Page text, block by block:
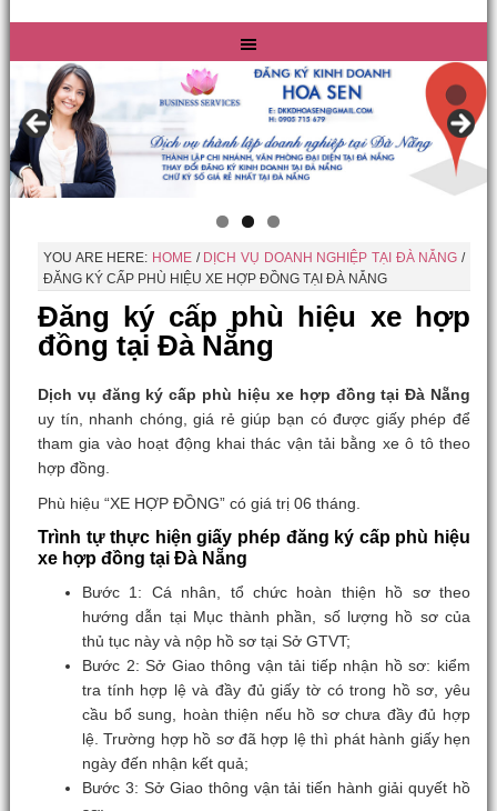
YOU ARE HERE: HOME / DỊCH VỤ DOANH NGHIỆP TẠI ĐÀ NẴNG /
ĐĂNG KÝ CẤP PHÙ HIỆU XE HỢP ĐỒNG TẠI ĐÀ NẴNG
Đăng ký cấp phù hiệu xe hợp
đồng tại Đà Nẵng
Dịch vụ đăng ký cấp phù hiệu xe hợp đồng tại Đà Nẵng
uy tín, nhanh chóng, giá rẻ giúp bạn có được giấy phép để
tham gia vào hoạt động khai thác vận tải bằng xe ô tô theo
hợp đồng.
Phù hiệu “XE HỢP ĐỒNG” có giá trị 06 tháng.
Trình tự thực hiện giấy phép đăng ký cấp phù hiệu
xe hợp đồng tại Đà Nẵng
Bước 1: Cá nhân, tổ chức hoàn thiện hồ sơ theo
hướng dẫn tại Mục thành phần, số lượng hồ sơ của
thủ tục này và nộp hồ sơ tại Sở GTVT;
Bước 2: Sở Giao thông vận tải tiếp nhận hồ sơ: kiểm
tra tính hợp lệ và đầy đủ giấy tờ có trong hồ sơ, yêu
cầu bổ sung, hoàn thiện nếu hồ sơ chưa đầy đủ hợp
lệ. Trường hợp hồ sơ đã hợp lệ thì phát hành giấy hẹn
ngày đến nhận kết quả;
Bước 3: Sở Giao thông vận tải tiến hành giải quyết hồ